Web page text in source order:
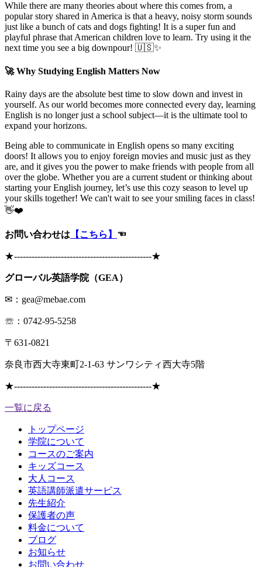
While there are many theories about where this comes from, a
popular story shared in America is that a heavy, noisy storm sounds
just like a bunch of cats and dogs fighting! It is a super fun and
playful phrase that American children love to learn. Try using it the
next time you see a big downpour! 🇺🇸✨
🚀 Why Studying English Matters Now
Rainy days are the absolute best time to slow down and invest in
yourself. As our world becomes more connected every day, learning
English is no longer just a school subject—it is the ultimate tool to
expand your horizons.
Being able to communicate in English opens so many exciting
doors! It allows you to enjoy foreign movies and music just as they
are, and it gives you the power to make friends with people from all
over the globe. Whether you are a current student or thinking about
starting your English journey, let’s use this cozy season to level up
your skills together! We can't wait to see your smiling faces in class!
👋❤️
お問い合わせは 【こちら】 ☜
★-----------------------------------------------★
グローバル英語学院（GEA）
✉：gea@mebae.com
☏：0742-95-5258
〒631-0821
奈良市西大寺東町2-1-63 サンワシティ西大寺5階
★-----------------------------------------------★
一覧に戻る
トップページ
学院について
コースのご案内
キッズコース
大人コース
英語講師派遣サービス
先生紹介
保護者の声
料金について
ブログ
お知らせ
お問い合わせ